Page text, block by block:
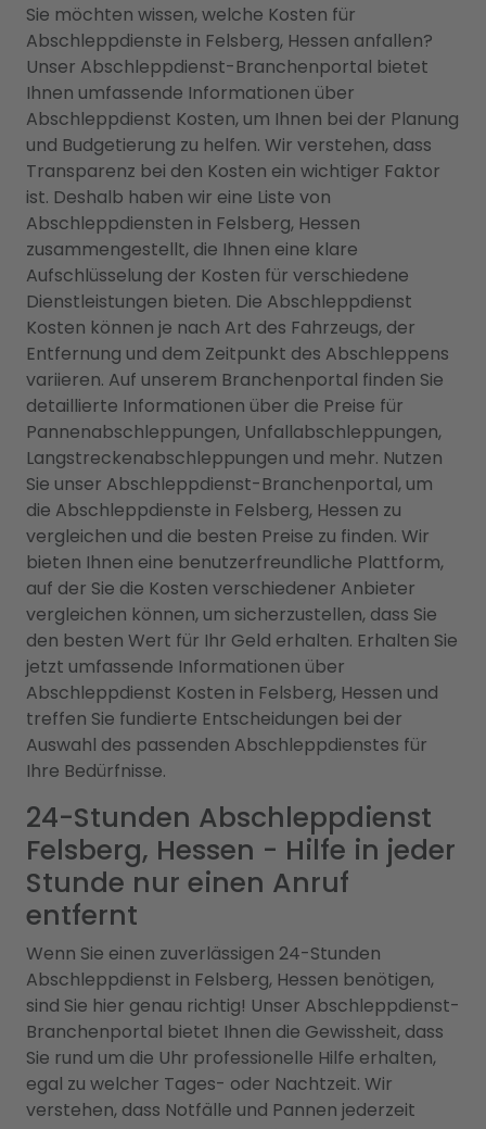
Sie möchten wissen, welche Kosten für
Abschleppdienste in Felsberg, Hessen anfallen?
Unser Abschleppdienst-Branchenportal bietet
Ihnen umfassende Informationen über
Abschleppdienst Kosten, um Ihnen bei der Planung
und Budgetierung zu helfen. Wir verstehen, dass
Transparenz bei den Kosten ein wichtiger Faktor
ist. Deshalb haben wir eine Liste von
Abschleppdiensten in Felsberg, Hessen
zusammengestellt, die Ihnen eine klare
Aufschlüsselung der Kosten für verschiedene
Dienstleistungen bieten. Die Abschleppdienst
Kosten können je nach Art des Fahrzeugs, der
Entfernung und dem Zeitpunkt des Abschleppens
variieren. Auf unserem Branchenportal finden Sie
detaillierte Informationen über die Preise für
Pannenabschleppungen, Unfallabschleppungen,
Langstreckenabschleppungen und mehr. Nutzen
Sie unser Abschleppdienst-Branchenportal, um
die Abschleppdienste in Felsberg, Hessen zu
vergleichen und die besten Preise zu finden. Wir
bieten Ihnen eine benutzerfreundliche Plattform,
auf der Sie die Kosten verschiedener Anbieter
vergleichen können, um sicherzustellen, dass Sie
den besten Wert für Ihr Geld erhalten. Erhalten Sie
jetzt umfassende Informationen über
Abschleppdienst Kosten in Felsberg, Hessen und
treffen Sie fundierte Entscheidungen bei der
Auswahl des passenden Abschleppdienstes für
Ihre Bedürfnisse.
24-Stunden Abschleppdienst
Felsberg, Hessen - Hilfe in jeder
Stunde nur einen Anruf
entfernt
Wenn Sie einen zuverlässigen 24-Stunden
Abschleppdienst in Felsberg, Hessen benötigen,
sind Sie hier genau richtig! Unser Abschleppdienst-
Branchenportal bietet Ihnen die Gewissheit, dass
Sie rund um die Uhr professionelle Hilfe erhalten,
egal zu welcher Tages- oder Nachtzeit. Wir
verstehen, dass Notfälle und Pannen jederzeit